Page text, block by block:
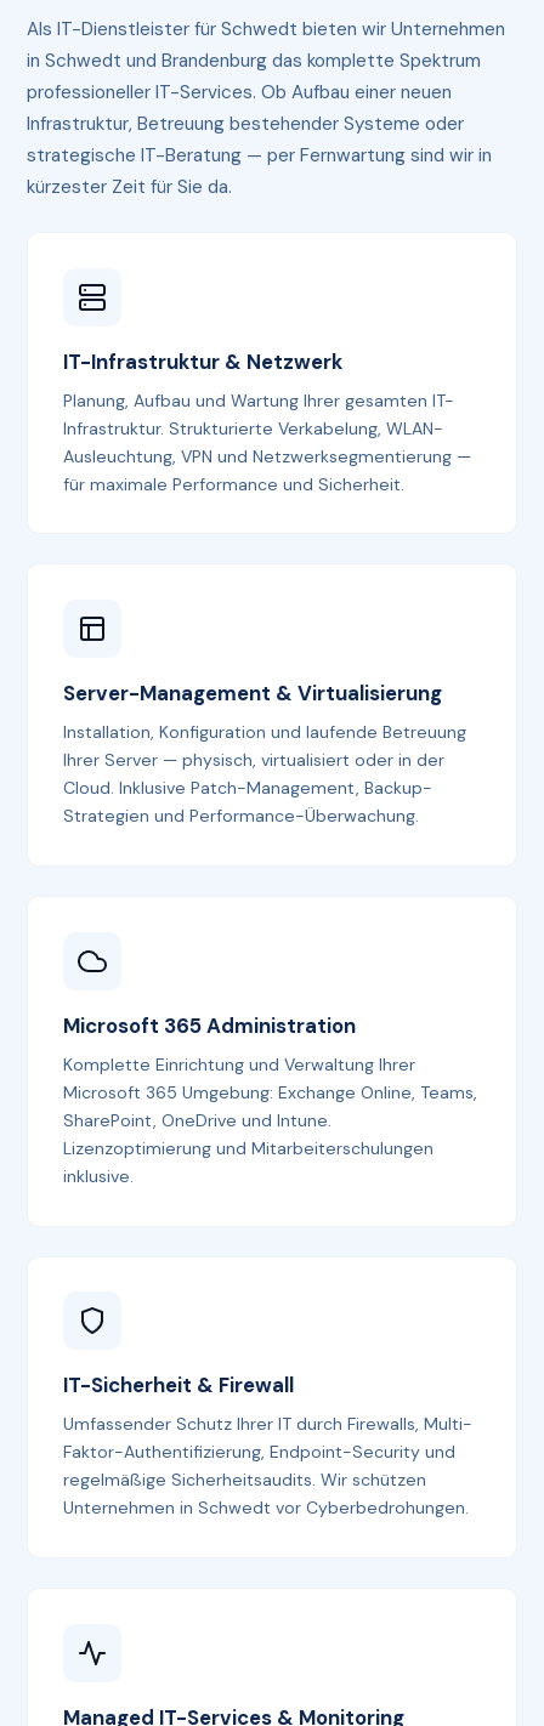
Als IT-Dienstleister für Schwedt bieten wir Unternehmen
in Schwedt und Brandenburg das komplette Spektrum
professioneller IT-Services. Ob Aufbau einer neuen
Infrastruktur, Betreuung bestehender Systeme oder
strategische IT-Beratung — per Fernwartung sind wir in
kürzester Zeit für Sie da.
IT-Infrastruktur & Netzwerk
Planung, Aufbau und Wartung Ihrer gesamten IT-
Infrastruktur. Strukturierte Verkabelung, WLAN-
Ausleuchtung, VPN und Netzwerksegmentierung —
für maximale Performance und Sicherheit.
Server-Management & Virtualisierung
Installation, Konfiguration und laufende Betreuung
Ihrer Server — physisch, virtualisiert oder in der
Cloud. Inklusive Patch-Management, Backup-
Strategien und Performance-Überwachung.
Microsoft 365 Administration
Komplette Einrichtung und Verwaltung Ihrer
Microsoft 365 Umgebung: Exchange Online, Teams,
SharePoint, OneDrive und Intune.
Lizenzoptimierung und Mitarbeiterschulungen
inklusive.
IT-Sicherheit & Firewall
Umfassender Schutz Ihrer IT durch Firewalls, Multi-
Faktor-Authentifizierung, Endpoint-Security und
regelmäßige Sicherheitsaudits. Wir schützen
Unternehmen in Schwedt vor Cyberbedrohungen.
Managed IT-Services & Monitoring